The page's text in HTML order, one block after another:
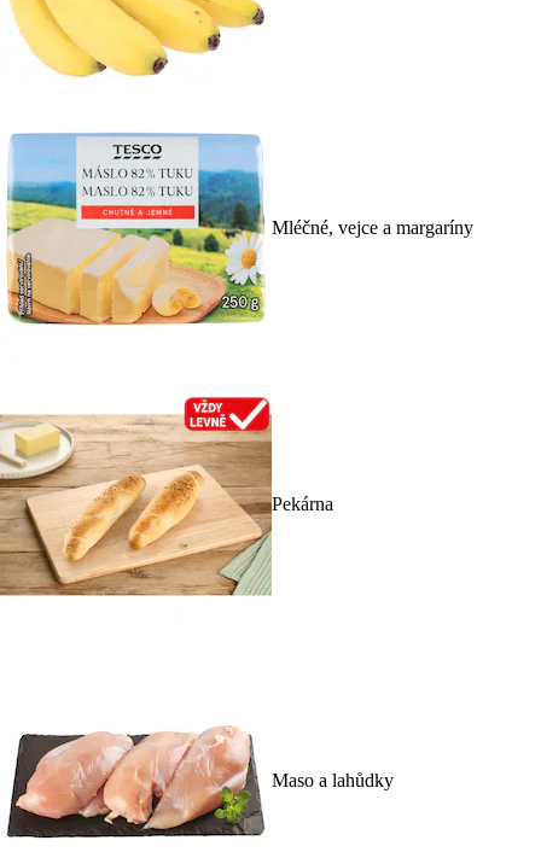
Mléčné, vejce a margaríny
Pekárna
Maso a lahůdky